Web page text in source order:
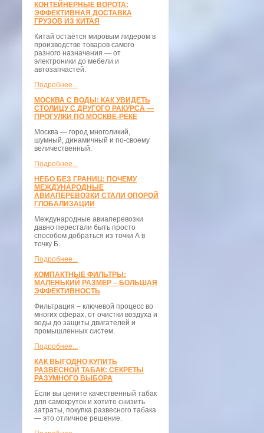
КОНТЕЙНЕРНЫЕ ВОРОТА:
ЭФФЕКТИВНАЯ ДОСТАВКА
ГРУЗОВ ИЗ КИТАЯ
Китай остаётся мировым лидером в
производстве товаров самого
разного назначения — от
электроники до мебели и
автозапчастей.
Подробнее...
МОСКВА С ВОДЫ: КАК УВИДЕТЬ
СТОЛИЦУ С ДРУГОГО РАКУРСА —
ПРОГУЛКИ ПО МОСКВЕ-РЕКЕ
Москва — город многоликий,
шумный, динамичный и по-своему
величественный.
Подробнее...
НЕБО БЕЗ ГРАНИЦ: ПОЧЕМУ
МЕЖДУНАРОДНЫЕ
АВИАПЕРЕВОЗКИ СТАЛИ ОПОРОЙ
ГЛОБАЛИЗАЦИИ
Международные авиаперевозки
давно перестали быть просто
способом добраться из точки А в
точку Б.
Подробнее...
КОМПАКТНЫЕ ФИЛЬТРЫ:
МАЛЕНЬКИЙ РАЗМЕР – БОЛЬШАЯ
ЭФФЕКТИВНОСТЬ
Фильтрация – ключевой процесс во
многих сферах, от очистки воздуха и
воды до защиты двигателей и
промышленных систем.
Подробнее...
КАК ВЫГОДНО КУПИТЬ
РАЗВЕСНОЙ ТАБАК: СЕКРЕТЫ
РАЗУМНОГО ВЫБОРА
Если вы цените качественный табак
для самокруток и хотите снизить
затраты, покупка развесного табака
— это отличное решение.